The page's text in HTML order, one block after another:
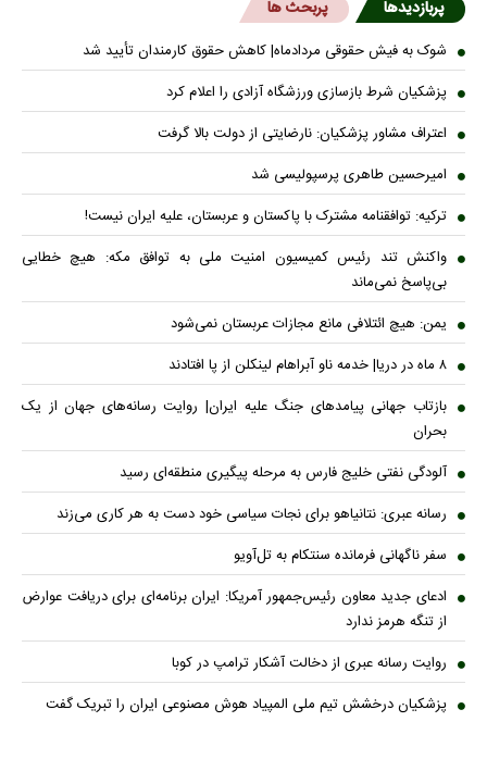
پربازدیدها پربحث ها
شوک به فیش حقوقی مردادماه| کاهش حقوق کارمندان تأیید شد
پزشکیان شرط بازسازی ورزشگاه آزادی را اعلام کرد
اعتراف مشاور پزشکیان: نارضایتی از دولت بالا گرفت
امیرحسین طاهری پرسپولیسی شد
ترکیه: توافقنامه مشترک با پاکستان و عربستان، علیه ایران نیست!
واکنش تند رئیس کمیسیون امنیت ملی به توافق مکه: هیچ خطایی
بی‌پاسخ نمی‌ماند
یمن: هیچ ائتلافی مانع مجازات عربستان نمی‌شود
۸ ماه در دریا| خدمه ناو آبراهام لینکلن از پا افتادند
بازتاب جهانی پیامدهای جنگ علیه ایران| روایت رسانه‌های جهان از یک
بحران
آلودگی نفتی خلیج فارس به مرحله پیگیری منطقه‌ای رسید
رسانه عبری: نتانیاهو برای نجات سیاسی خود دست به هر کاری می‌زند
سفر ناگهانی فرمانده سنتکام به تل‌آویو
ادعای جدید معاون رئیس‌جمهور آمریکا: ایران برنامه‌ای برای دریافت عوارض
از تنگه هرمز ندارد
روایت رسانه عبری از دخالت آشکار ترامپ در کوبا
پزشکیان درخشش تیم ملی المپیاد هوش مصنوعی ایران را تبریک گفت